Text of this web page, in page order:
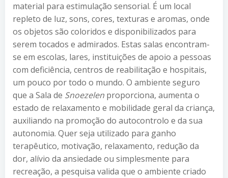
material para estimulação sensorial. É um local
repleto de luz, sons, cores, texturas e aromas, onde
os objetos são coloridos e disponibilizados para
serem tocados e admirados. Estas salas encontram-
se em escolas, lares, instituições de apoio a pessoas
com deficiência, centros de reabilitação e hospitais,
um pouco por todo o mundo. O ambiente seguro
que a Sala de Snoezelen proporciona, aumenta o
estado de relaxamento e mobilidade geral da criança,
auxiliando na promoção do autocontrolo e da sua
autonomia. Quer seja utilizado para ganho
terapêutico, motivação, relaxamento, redução da
dor, alívio da ansiedade ou simplesmente para
recreação, a pesquisa valida que o ambiente criado